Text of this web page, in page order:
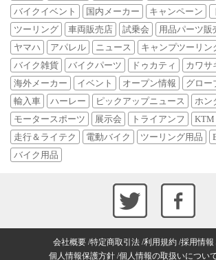
バイクイベント
国内メーカー キャンペーン
ツーリング
車両販売店 試乗会 用品パーツ販
ヤマハ
アパレル ニュース キャンプツーリン
バイク雑貨
バイクパーツ ドゥカティ カワサ
海外メーカー
イベント オープン情報 グロー
輸入車
ハーレー ピックアップニュース
ホン
モータースポーツ
展示会 トライアンフ KTM
走行＆ライテク
電動バイク ツーリング用品
バイク用品
会社概要 特定商取引法 利用規約 採用情報
個人情報保護方針 個人情報の取扱いについ